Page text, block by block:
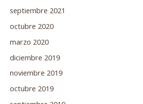
septiembre 2021
octubre 2020
marzo 2020
diciembre 2019
noviembre 2019
octubre 2019